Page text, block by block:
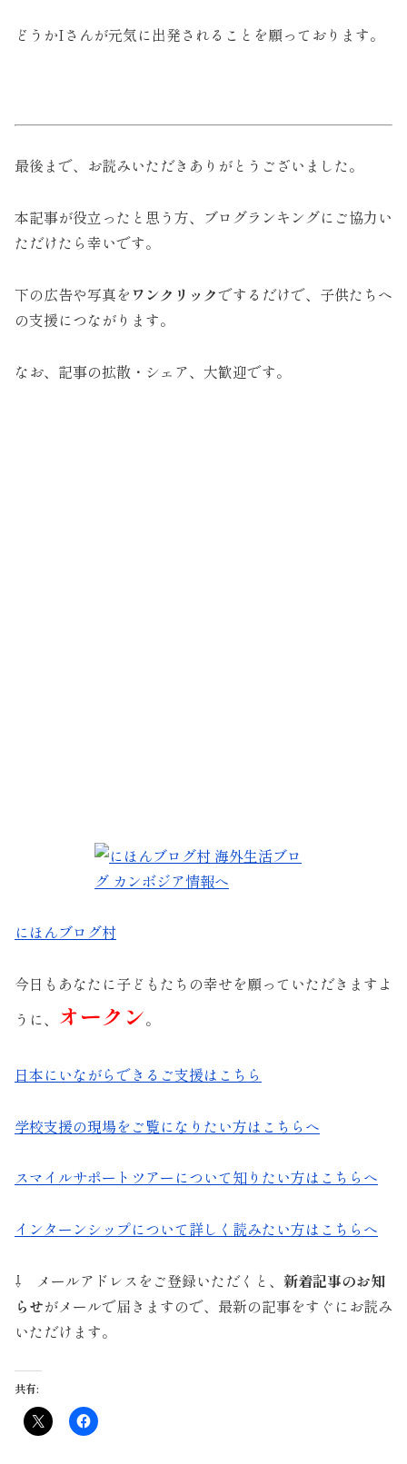
どうかIさんが元気に出発されることを願っております。
最後まで、お読みいただきありがとうございました。
本記事が役立ったと思う方、ブログランキングにご協力い
ただけたら幸いです。
下の広告や写真をワンクリックでするだけで、子供たちへ
の支援につながります。
なお、記事の拡散・シェア、大歓迎です。
にほんブログ村
今日もあなたに子どもたちの幸せを願っていただきますよ
うに、 オークン。
日本にいながらできるご支援はこちら
学校支援の現場をご覧になりたい方はこちらへ
スマイルサポートツアーについて知りたい方はこちらへ
インターンシップについて詳しく読みたい方はこちらへ
⇩ メールアドレスをご登録いただくと、 新着記事のお知
らせがメールで届きますので、最新の記事をすぐにお読み
いただけます。
共有: